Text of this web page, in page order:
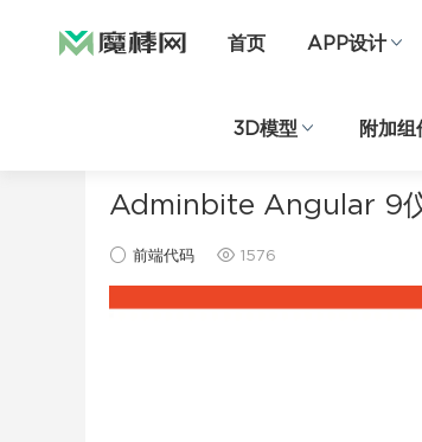
首页 APP设计
3D模型 附加组
前端代码
Adminbite Angular 9
前端代码 1576